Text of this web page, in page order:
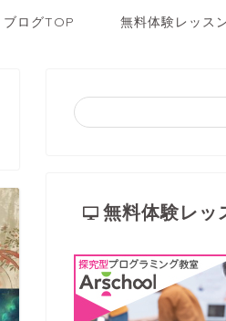
ブログTOP 無料体験レッス
無料体験レッ